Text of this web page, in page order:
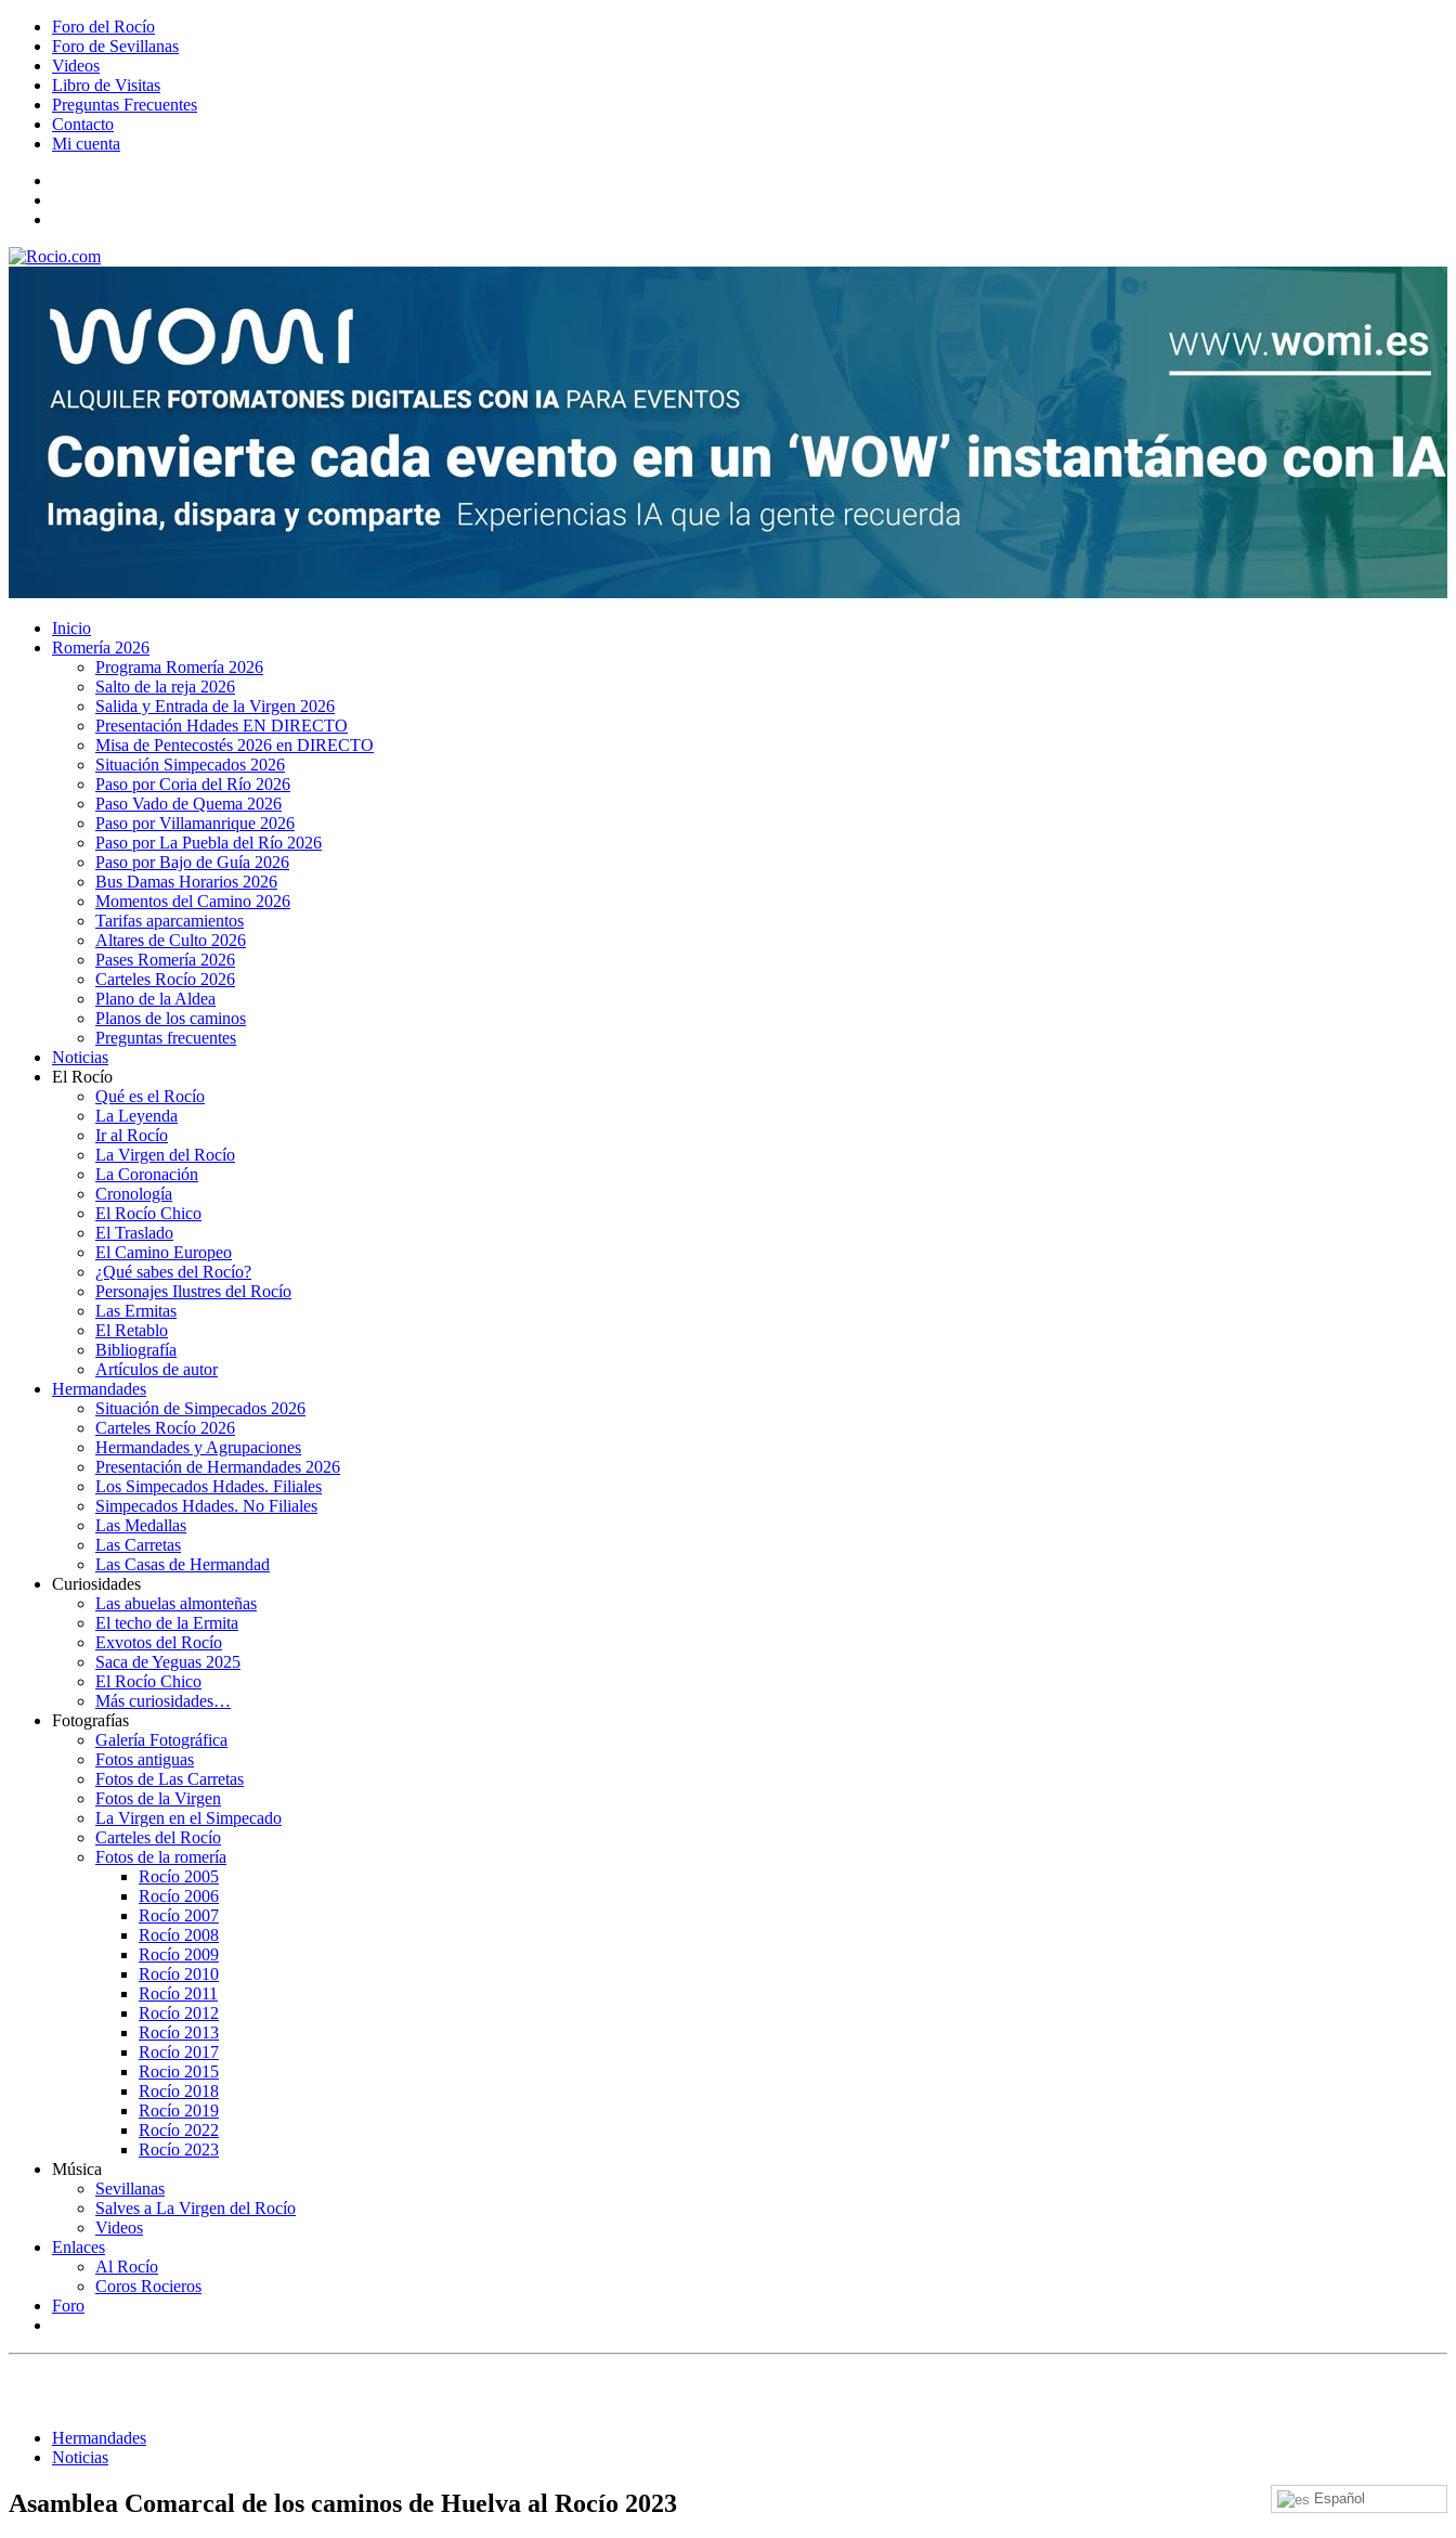
Foro del Rocío
Foro de Sevillanas
Videos
Libro de Visitas
Preguntas Frecuentes
Contacto
Mi cuenta
Inicio
Romería 2026
Programa Romería 2026
Salto de la reja 2026
Salida y Entrada de la Virgen 2026
Presentación Hdades EN DIRECTO
Misa de Pentecostés 2026 en DIRECTO
Situación Simpecados 2026
Paso por Coria del Río 2026
Paso Vado de Quema 2026
Paso por Villamanrique 2026
Paso por La Puebla del Río 2026
Paso por Bajo de Guía 2026
Bus Damas Horarios 2026
Momentos del Camino 2026
Tarifas aparcamientos
Altares de Culto 2026
Pases Romería 2026
Carteles Rocío 2026
Plano de la Aldea
Planos de los caminos
Preguntas frecuentes
Noticias
El Rocío
Qué es el Rocío
La Leyenda
Ir al Rocío
La Virgen del Rocío
La Coronación
Cronología
El Rocío Chico
El Traslado
El Camino Europeo
¿Qué sabes del Rocío?
Personajes Ilustres del Rocío
Las Ermitas
El Retablo
Bibliografía
Artículos de autor
Hermandades
Situación de Simpecados 2026
Carteles Rocío 2026
Hermandades y Agrupaciones
Presentación de Hermandades 2026
Los Simpecados Hdades. Filiales
Simpecados Hdades. No Filiales
Las Medallas
Las Carretas
Las Casas de Hermandad
Curiosidades
Las abuelas almonteñas
El techo de la Ermita
Exvotos del Rocío
Saca de Yeguas 2025
El Rocío Chico
Más curiosidades…
Fotografías
Galería Fotográfica
Fotos antiguas
Fotos de Las Carretas
Fotos de la Virgen
La Virgen en el Simpecado
Carteles del Rocío
Fotos de la romería
Rocío 2005
Rocío 2006
Rocío 2007
Rocío 2008
Rocío 2009
Rocío 2010
Rocío 2011
Rocío 2012
Rocío 2013
Rocío 2017
Rocio 2015
Rocío 2018
Rocío 2019
Rocío 2022
Rocío 2023
Música
Sevillanas
Salves a La Virgen del Rocío
Videos
Enlaces
Al Rocío
Coros Rocieros
Foro
Hermandades
Noticias
Español
Asamblea Comarcal de los caminos de Huelva al Rocío 2023